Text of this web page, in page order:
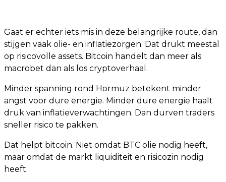
Gaat er echter iets mis in deze belangrijke route, dan
stijgen vaak olie- en inflatiezorgen. Dat drukt meestal
op risicovolle assets. Bitcoin handelt dan meer als
macrobet dan als los cryptoverhaal.
Minder spanning rond Hormuz betekent minder
angst voor dure energie. Minder dure energie haalt
druk van inflatieverwachtingen. Dan durven traders
sneller risico te pakken.
Dat helpt bitcoin. Niet omdat BTC olie nodig heeft,
maar omdat de markt liquiditeit en risicozin nodig
heeft.